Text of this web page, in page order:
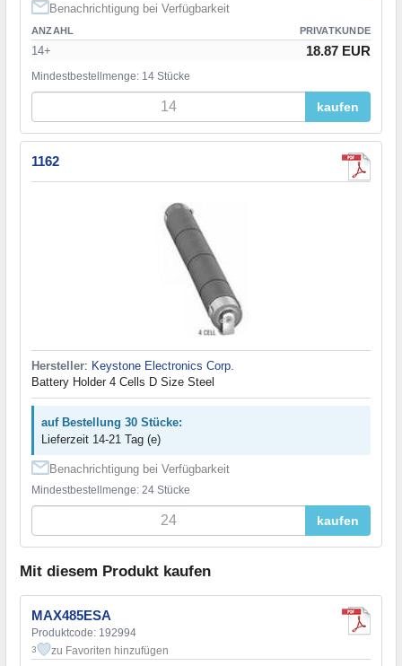
Benachrichtigung bei Verfügbarkeit
ANZAHL PRIVATKUNDE
14+ 18.87 EUR
Mindestbestellmenge: 14 Stücke
kaufen
1162
Hersteller: Keystone Electronics Corp.
Battery Holder 4 Cells D Size Steel
auf Bestellung 30 Stücke:
Lieferzeit 14-21 Tag (e)
Benachrichtigung bei Verfügbarkeit
Mindestbestellmenge: 24 Stücke
kaufen
Mit diesem Produkt kaufen
MAX485ESA
Produktcode: 192994
3 zu Favoriten hinzufügen